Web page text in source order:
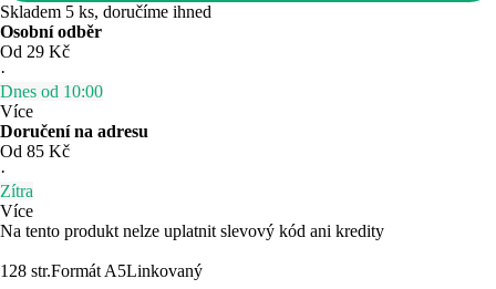
Skladem 5 ks, doručíme ihned
Osobní odběr
Od 29 Kč
·
Dnes od 10:00
Více
Doručení na adresu
Od 85 Kč
·
Zítra
Více
Na tento produkt nelze uplatnit slevový kód ani kredity
128 str.Formát A5Linkovaný